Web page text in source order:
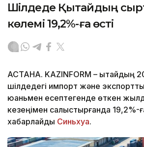
Шілдеде Қытайдың
көлемі 19,2%-ға өсті
АСТАНА. KAZINFORM – Қытайдың
шілдедегі импорт және
юаньмен есептегенде өткен
кезеңімен салыстырғанда 19,2%-
хабарлайды Синьхуа.